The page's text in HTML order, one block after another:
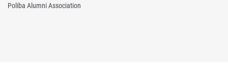
Poliba Alumni Association